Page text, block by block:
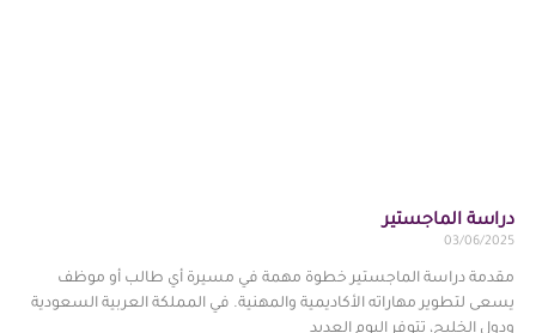
دراسة الماجستير
03/06/2025
مقدمة دراسة الماجستير خطوة مهمة في مسيرة أي طالب أو موظف
يسعى لتطوير مهاراته الأكاديمية والمهنية. في المملكة العربية السعودية